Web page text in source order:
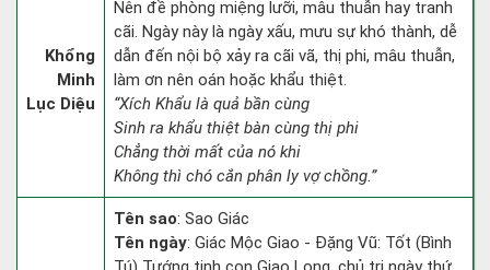
Khổng
Minh
Lục Diệu
Nên đề phòng miệng lưỡi, mâu thuẫn hay tranh
cãi. Ngày này là ngày xấu, mưu sự khó thành, dễ
dẫn đến nội bộ xảy ra cãi vã, thị phi, mâu thuẫn,
làm ơn nên oán hoặc khẩu thiệt.
“Xích Khẩu là quả bần cùng
Sinh ra khẩu thiệt bàn cùng thị phi
Chẳng thời mất của nó khi
Không thì chó cắn phân ly vợ chồng.”
Tên sao: Sao Giác
Tên ngày: Giác Mộc Giao - Đặng Vũ: Tốt (Bình